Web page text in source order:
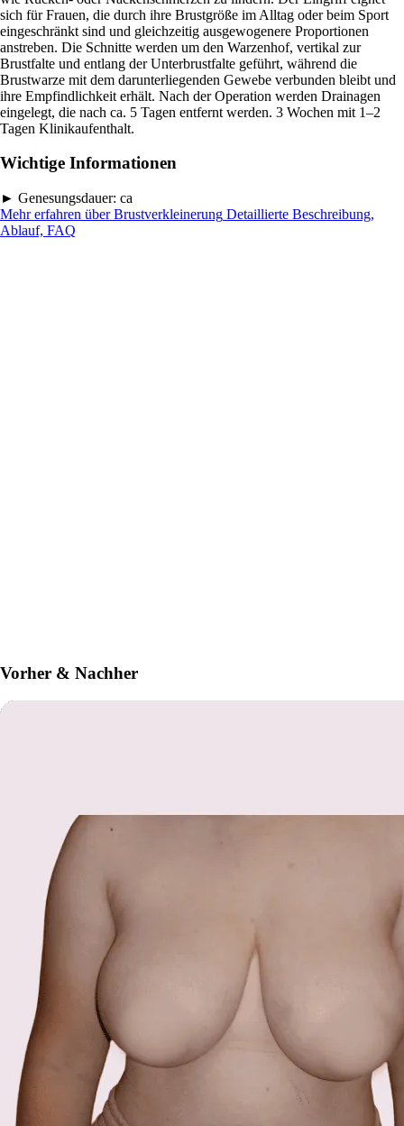
sich für Frauen, die durch ihre Brustgröße im Alltag oder beim Sport
eingeschränkt sind und gleichzeitig ausgewogenere Proportionen
anstreben. Die Schnitte werden um den Warzenhof, vertikal zur
Brustfalte und entlang der Unterbrustfalte geführt, während die
Brustwarze mit dem darunterliegenden Gewebe verbunden bleibt und
ihre Empfindlichkeit erhält. Nach der Operation werden Drainagen
eingelegt, die nach ca. 5 Tagen entfernt werden. 3 Wochen mit 1–2
Tagen Klinikaufenthalt.
Wichtige Informationen
► Genesungsdauer: ca
Mehr erfahren über Brustverkleinerung Detaillierte Beschreibung,
Ablauf, FAQ
Vorher & Nachher